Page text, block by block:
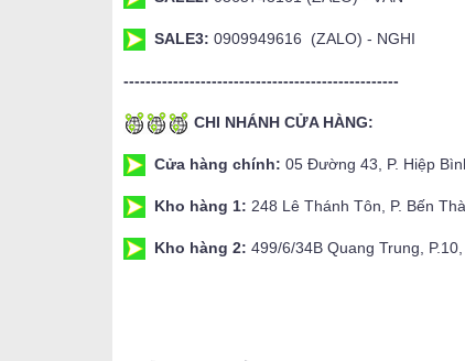
SALE3: 0909949616 (ZALO) - NGHI
--------------------------------------------------
CHI NHÁNH CỬA HÀNG:
Cửa hàng chính: 05 Đường 43, P. Hiệp
Kho hàng 1: 248 Lê Thánh Tôn, P. Bến
Kho hàng 2: 499/6/34B Quang Trung,